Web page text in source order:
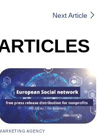
Next Article
AGENCY